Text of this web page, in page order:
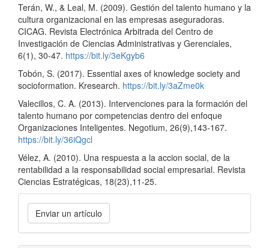
Terán, W., & Leal, M. (2009). Gestión del talento humano y la
cultura organizacional en las empresas aseguradoras.
CICAG. Revista Electrónica Arbitrada del Centro de
Investigación de Ciencias Administrativas y Gerenciales,
6(1), 30-47. https://bit.ly/3eKgyb6
Tobón, S. (2017). Essential axes of knowledge society and
socioformation. Kresearch. https://bit.ly/3aZme0k
Valecillos, C. A. (2013). Intervenciones para la formación del
talento humano por competencias dentro del enfoque
Organizaciones Inteligentes. Negotium, 26(9),143-167.
https://bit.ly/36iQgcl
Vélez, A. (2010). Una respuesta a la accion social, de la
rentabilidad a la responsabilidad social empresarial. Revista
Ciencias Estratégicas, 18(23),11-25.
Enviar
un
artículo
Enviar un artículo